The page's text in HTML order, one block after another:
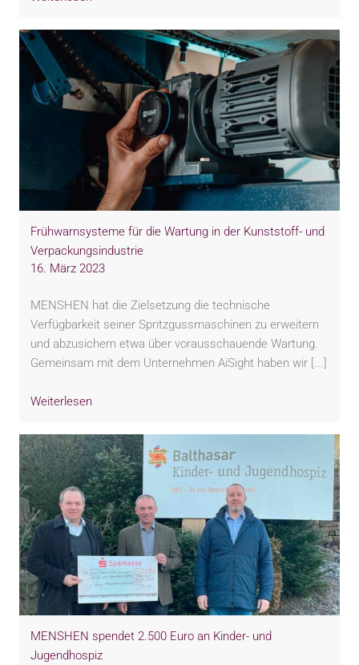
Frühwarnsysteme für die Wartung in der Kunststoff- und
Verpackungsindustrie
16. März 2023
MENSHEN hat die Zielsetzung die technische
Verfügbarkeit seiner Spritzgussmaschinen zu erweitern
und abzusichern etwa über vorausschauende Wartung.
Gemeinsam mit dem Unternehmen AiSight haben wir [...]
Weiterlesen
MENSHEN spendet 2.500 Euro an Kinder- und
Jugendhospiz